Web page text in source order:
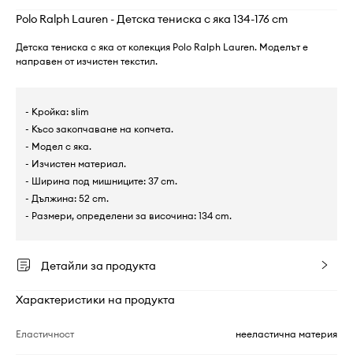
Polo Ralph Lauren - Детска тениска с яка 134-176 cm
Детска тениска с яка от колекция Polo Ralph Lauren. Моделът е
направен от изчистен текстил.
- Кройка: slim
- Късо закопчаване на копчета.
- Модел с яка.
- Изчистен материал.
- Ширина под мишниците: 37 cm.
- Дължина: 52 cm.
- Размери, определени за височина: 134 cm.
Детайли за продукта
Характеристики на продукта
Еластичност нееластична материя